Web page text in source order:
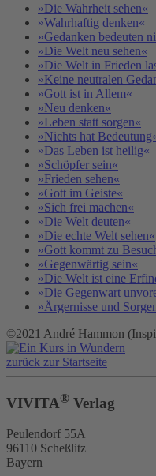
»Die Wahrheit sehen«
»Wahrhaftig denken«
»Gedanken bedeuten
»Die Welt neu sehen«
»Die Welt in Frieden
»Keine neutralen
»Gott ist in Allem«
»Neu denken«
»Leben statt sorgen«
»Nichts hat
»Das Leben ist heilig«
»Schöpfer sein«
»Frieden sehen«
»Gott im Geiste«
»Sich frei machen«
»Die Welt deuten«
»Die echte Welt sehen«
»Gott kommt zu
»Gegenwärtig sein«
»Die Welt ist eine
»Die Gegenwart
»Ärgernisse und
©2021 André Hammon
zurück zur Startseite
VIVITA® Verlag
Peulendorf 55A
96110 Scheßlitz
Bayern